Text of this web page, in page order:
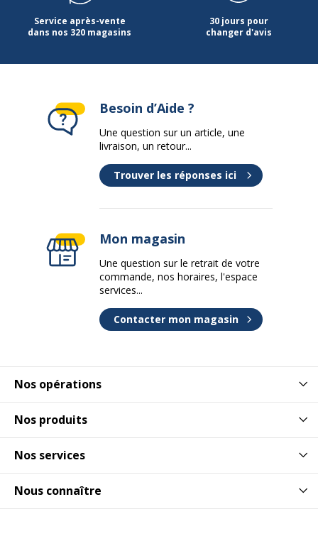
Service après-vente
dans nos 320 magasins
30 jours pour
changer d'avis
Nos opérations
Nos produits
Nos services
Nous connaître
Besoin d’Aide ?
Une question sur un article, une
livraison, un retour...
Trouver les réponses ici
Mon magasin
Une question sur le retrait de votre
commande, nos horaires, l'espace
services...
Contacter mon magasin